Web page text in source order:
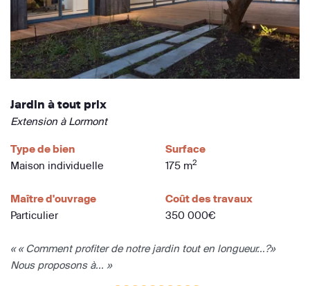
Jardin à tout prix
Extension à Lormont
Type de bien
Maison individuelle
Surface
175 m2
Maître d'ouvrage
Particulier
Coût des travaux
350 000€
« « Comment profiter de notre jardin tout en longueur...?»
Nous proposons à... »